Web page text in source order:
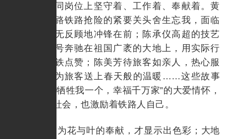
路职工在不同岗位上坚守着、工作着、奉献着。黄
伟在宝成铁路铁路抢险的紧要关头舍生忘我，面临
生死考验义无反顾地冲锋在前；陈承仪高超的技艺
驾驶着复兴号奔驰在祖国广袤的大地上，用实际行
动为中国高铁点赞；陈美芳待旅客如亲人，热心服
务几十载，为旅客送上春天般的温暖……这些故事
无不诠释着“牺牲我一个，幸福千万家”的大爱情怀，
不仅感动着社会，也激励着铁路人自己。
“季节因为花与叶的奉献，才显示出色彩；大地